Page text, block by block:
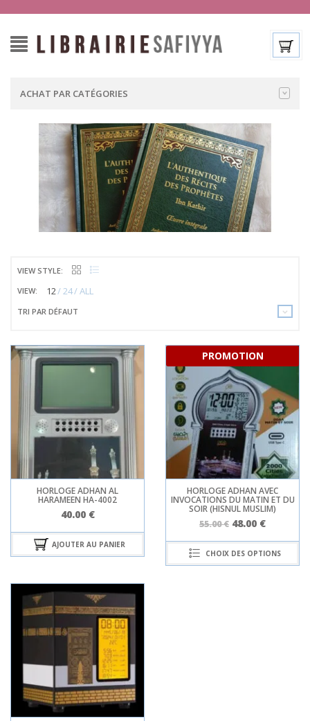
ACHAT PAR CATÉGORIES
VIEW STYLE:
VIEW:
12 24 ALL
TRI PAR DÉFAUT
HORLOGE ADHAN AL
HARAMEEN HA-4002
40.00 €
AJOUTER AU PANIER
PROMOTION
HORLOGE ADHAN AVEC
INVOCATIONS DU MATIN ET DU
SOIR (HISNUL MUSLIM)
55.00€ 48.00 €
CHOIX DES OPTIONS